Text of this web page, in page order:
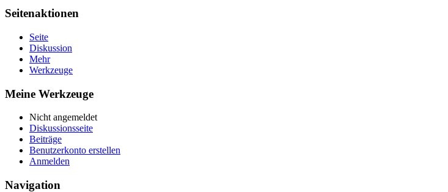
Seitenaktionen
Seite
Diskussion
Mehr
Werkzeuge
Meine Werkzeuge
Nicht angemeldet
Diskussionsseite
Beiträge
Benutzerkonto erstellen
Anmelden
Navigation